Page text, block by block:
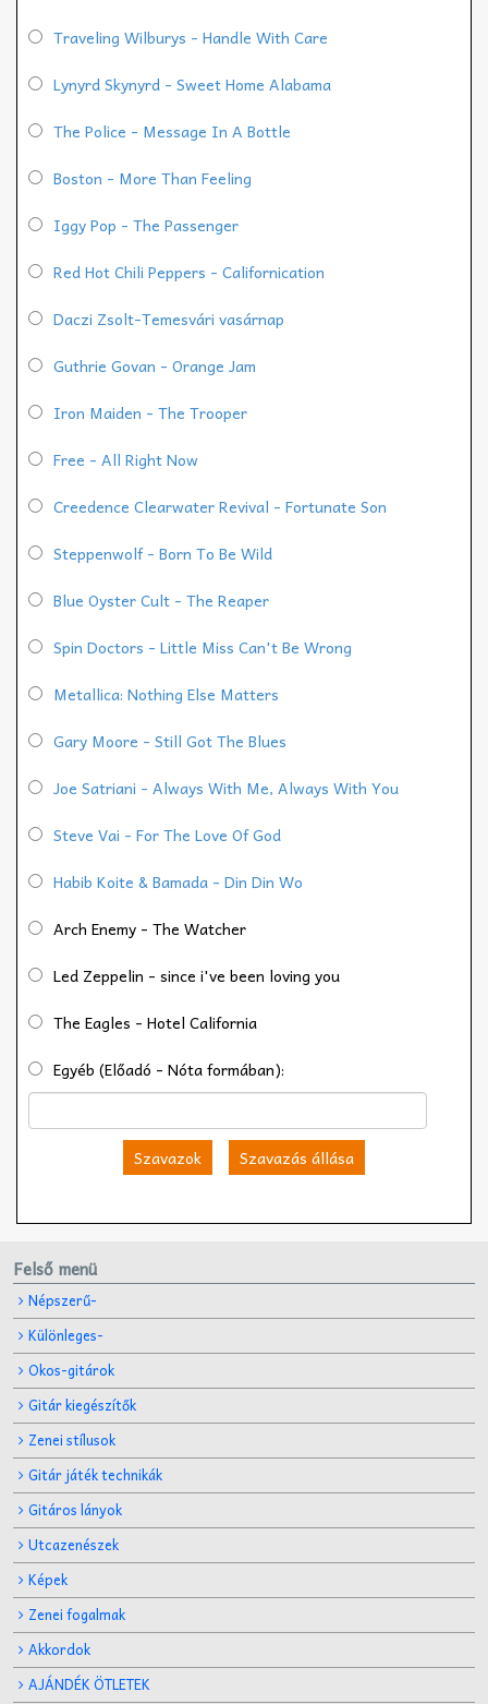
Traveling Wilburys - Handle With Care
Lynyrd Skynyrd - Sweet Home Alabama
The Police - Message In A Bottle
Boston - More Than Feeling
Iggy Pop - The Passenger
Red Hot Chili Peppers - Californication
Daczi Zsolt-Temesvári vasárnap
Guthrie Govan - Orange Jam
Iron Maiden - The Trooper
Free - All Right Now
Creedence Clearwater Revival - Fortunate Son
Steppenwolf - Born To Be Wild
Blue Oyster Cult - The Reaper
Spin Doctors - Little Miss Can't Be Wrong
Metallica: Nothing Else Matters
Gary Moore - Still Got The Blues
Joe Satriani - Always With Me, Always With You
Steve Vai - For The Love Of God
Habib Koite & Bamada - Din Din Wo
Arch Enemy - The Watcher
Led Zeppelin - since i've been loving you
The Eagles - Hotel California
Egyéb (Előadó - Nóta formában):
Szavazok Szavazás állása
Felső menü
Népszerű-
Különleges-
Okos-gitárok
Gitár kiegészítők
Zenei stílusok
Gitár játék technikák
Gitáros lányok
Utcazenészek
Képek
Zenei fogalmak
Akkordok
AJÁNDÉK ÖTLETEK